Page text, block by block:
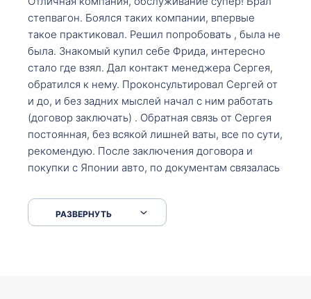
степвагон. Боялся таких компании, впервые
такое практиковал. Решил попробовать , была не
была. Знакомый купил себе Фрида, интересно
стало где взял. Дал контакт менеджера Сергея,
обратился к нему. Проконсультировал Сергей от
и до, и без задних мыслей начал с ним работать
(договор заключать) . Обратная связь от Сергея
постоянная, без всякой лишней ваты, все по сути,
рекомендую. После заключения договора и
покупки с Японии авто, по документам связалась
что заполнить, куда зайти, образцы и т.д. После
приехал за авто. Меня тепло встретили Сергей с
РАЗВЕРНУТЬ